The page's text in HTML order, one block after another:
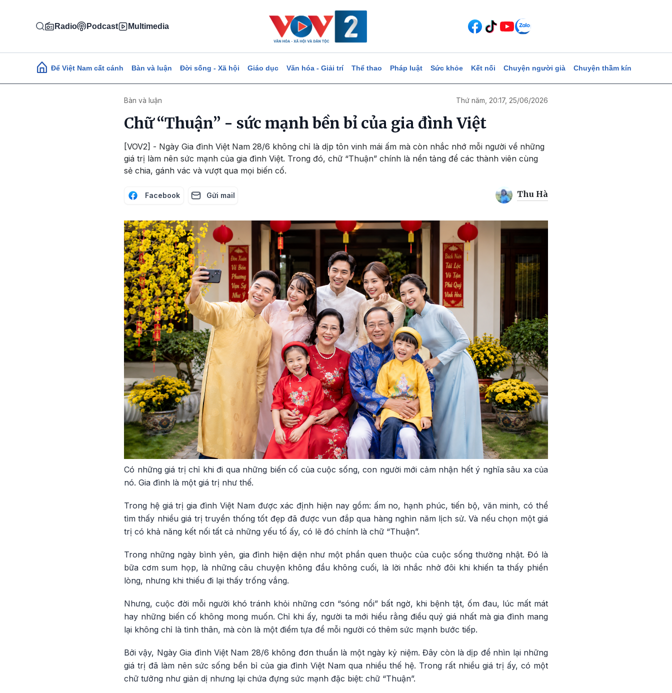
Radio Podcast Multimedia
Main navigation
Để Việt Nam cất cánh Bàn và luận Đời sống - Xã hội Giáo dục Văn hóa - Giải trí Thể thao Pháp luật Sức khỏe Kết nối Chuyện người già Chuyện thầm kín
Bàn và luận Thứ năm, 20:17, 25/06/2026
Chữ “Thuận” - sức mạnh bền bỉ của gia đình Việt
[VOV2] - Ngày Gia đình Việt Nam 28/6 không chỉ là dịp tôn vinh mái ấm mà còn nhắc nhớ mỗi người về những
giá trị làm nên sức mạnh của gia đình Việt. Trong đó, chữ “Thuận” chính là nền tảng để các thành viên cùng
sẻ chia, gánh vác và vượt qua mọi biến cố.
Facebook Gửi mail Thu Hà
Có những giá trị chỉ khi đi qua những biến cố của cuộc sống, con người mới cảm nhận hết ý nghĩa sâu xa của
nó. Gia đình là một giá trị như thế.
Trong hệ giá trị gia đình Việt Nam được xác định hiện nay gồm: ấm no, hạnh phúc, tiến bộ, văn minh, có thể
tìm thấy nhiều giá trị truyền thống tốt đẹp đã được vun đắp qua hàng nghìn năm lịch sử. Và nếu chọn một giá
trị có khả năng kết nối tất cả những yếu tố ấy, có lẽ đó chính là chữ “Thuận”.
Trong những ngày bình yên, gia đình hiện diện như một phần quen thuộc của cuộc sống thường nhật. Đó là
bữa cơm sum họp, là những câu chuyện không đầu không cuối, là lời nhắc nhở đôi khi khiến ta thấy phiền
lòng, nhưng khi thiếu đi lại thấy trống vắng.
Nhưng, cuộc đời mỗi người khó tránh khỏi những cơn “sóng nổi” bất ngờ, khi bệnh tật, ốm đau, lúc mất mát
hay những biến cố không mong muốn. Chỉ khi ấy, người ta mới hiểu rằng điều quý giá nhất mà gia đình mang
lại không chỉ là tình thân, mà còn là một điểm tựa để mỗi người có thêm sức mạnh bước tiếp.
Bởi vậy, Ngày Gia đình Việt Nam 28/6 không đơn thuần là một ngày kỷ niệm. Đây còn là dịp để nhìn lại những
giá trị đã làm nên sức sống bền bỉ của gia đình Việt Nam qua nhiều thế hệ. Trong rất nhiều giá trị ấy, có một
chữ tưởng như giản dị nhưng lại chứa đựng sức mạnh đặc biệt: chữ “Thuận”.